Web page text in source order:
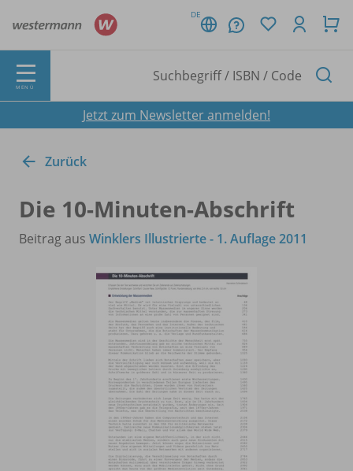
DE
MENÜ
Jetzt zum Newsletter anmelden!
Zurück
Die 10-Minuten-Abschrift
Beitrag aus Winklers Illustrierte - 1. Auflage 2011